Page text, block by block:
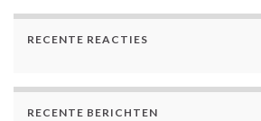
RECENTE REACTIES
RECENTE BERICHTEN